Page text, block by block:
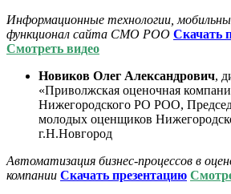
Информационные технологии,
функционал сайта СМО РОО Скачать
Смотреть видео
Новиков Олег Александрович,
«Приволжская оценочная
Нижегородского РО РОО,
молодых оценщиков
г.Н.Новгород
Автоматизация бизнес-процессов в
компании Скачать презентацию